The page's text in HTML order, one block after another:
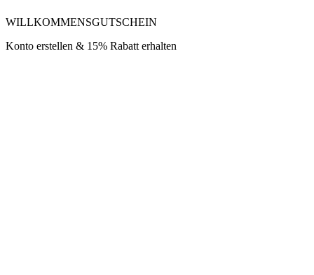
WILLKOMMENSGUTSCHEIN
Konto erstellen & 15% Rabatt erhalten